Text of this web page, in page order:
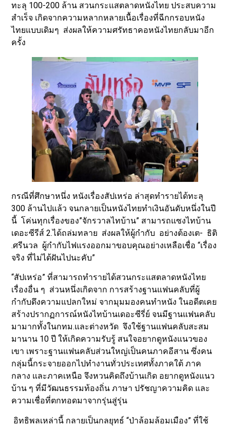
ทะลุ 100-200 ล้าน สวนกระแสตลาดหนังไทย ประสบความ
สำเร็จ เกิดจากความหลากหลายเนื้อเรื่องที่ฉีกกรอบหนัง
ไทยแบบเดิมๆ ส่งผลให้ความศรัทธาคอหนังไทยกลับมาอีก
ครั้ง
กรณีที่ศึกษาหนึ่ง หนังเรื่องสัปเหร่อ ล่าสุดทำรายได้ทะลุ
300 ล้านไปแล้ว จนกลายเป็นหนังไทยทำเงินอันดับหนึ่งในปี
นี้ โค่นทุกเรื่องของ”จักรวาลไทบ้าน” สามารถแซงไทบ้าน
เดอะซีรีส์ 2.ได้ถล่มทลาย ส่งผลให้ผู้กำกับ อย่างต้องเต- ธิติ
.ศรีนวล ผู้กำกับไฟแรงออกมาขอบคุณอย่างเหลือเชื่อ “เรื่อง
จริง ที่ไม่ได้ฝันไปนะคับ”
“สัปเหร่อ” ที่สามารถทำรายได้สวนกระแสตลาดหนังไทย
เรื่องอื่น ๆ ส่วนหนึ่งเกิดจาก การสร้างฐานแฟนคลับที่ผู้
กำกับดึงความแปลกใหม่ จากมุมมองคนทำหนัง ในอดีตเคย
สร้างปรากฏการณ์หนังไทบ้านเดอะซีรี่ย์ จนมีฐานแฟนคลับ
มามากทั้งในกทม.และต่างหวัด จึงใช้ฐานแฟนคลับสะสม
มานาน 10 ปี ให้เกิดความรับรู้ สนใจอยากดูหนังแนวของ
เขา เพราะฐานแฟนคลับส่วนใหญ่เป็นคนภาคอีสาน ซึ่งคน
กลุ่มนี้กระจายออกไปทำงานทั่วประเทศทั้งภาคใต้ ภาค
กลาง และภาคเหนือ จึงหวนคิดถึงบ้านเกิด อยากดูหนังแนว
บ้าน ๆ ที่มีวัฒนธรรมท้องถิ่น ภาษา ปรัชญาความคิด และ
ความเชื่อที่ตกทอดมาจากรุ่นสู่รุ่น
อิทธิพลเหล่านี้ กลายเป็นกลยุทธ์ “ป่าล้อมล้อมเมือง” ที่ใช้